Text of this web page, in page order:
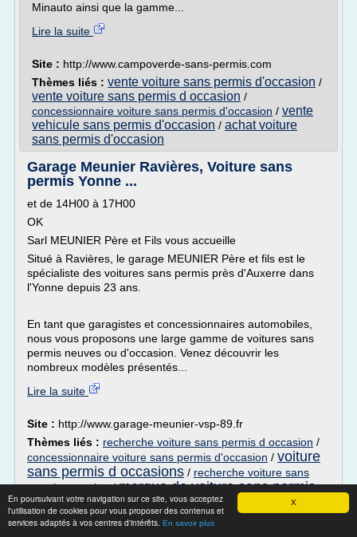
X
En poursuivant votre navigation sur ce site, vous acceptez
l'utilisation de cookies pour vous proposer des contenus et
services adaptés à vos centres d'intérêts. En savoir plus
Minauto ainsi que la gamme...
Lire la suite
Site : http://www.campoverde-sans-permis.com
Thèmes liés : vente voiture sans permis d'occasion /
vente voiture sans permis d occasion /
concessionnaire voiture sans permis d'occasion / vente
vehicule sans permis d'occasion / achat voiture
sans permis d'occasion
Garage Meunier Ravières, Voiture sans
permis Yonne ...
et de 14H00 à 17H00
OK
Sarl MEUNIER Père et Fils vous accueille
Situé à Ravières, le garage MEUNIER Père et fils est le
spécialiste des voitures sans permis près d'Auxerre dans
l'Yonne depuis 23 ans.
En tant que garagistes et concessionnaires automobiles,
nous vous proposons une large gamme de voitures sans
permis neuves ou d'occasion. Venez découvrir les
nombreux modèles présentés...
Lire la suite
Site : http://www.garage-meunier-vsp-89.fr
Thèmes liés : recherche voiture sans permis d occasion /
concessionnaire voiture sans permis d'occasion / voiture
sans permis d occasions / recherche voiture sans
permis occasion/marque de voiture sans permis
Achat location voiture sans permis Aix en
Provence ...